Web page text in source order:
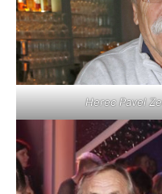
Herec Pavel